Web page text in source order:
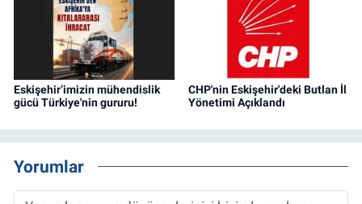
Eskişehir’imizin mühendislik
gücü Türkiye'nin gururu!
CHP'nin Eskişehir'deki Butlan İl
Yönetimi Açıklandı
Yorumlar